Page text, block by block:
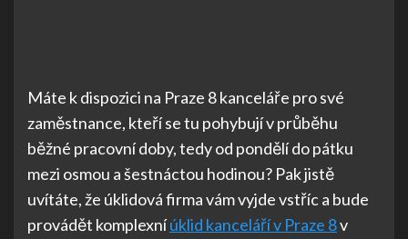
Máte k dispozici na Praze 8 kanceláře pro své
zaměstnance, kteří se tu pohybují v průběhu
běžné pracovní doby, tedy od pondělí do pátku
mezi osmou a šestnáctou hodinou? Pak jistě
uvítáte, že úklidová firma vám vyjde vstříc a bude
provádět komplexníúklid kanceláří v Praze 8v